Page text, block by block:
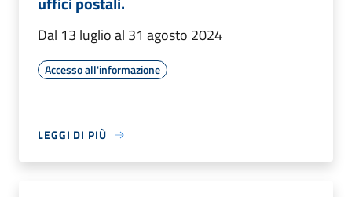
Dal 13 luglio al 31 agosto 2024
Accesso all'informazione
LEGGI DI PIÙ